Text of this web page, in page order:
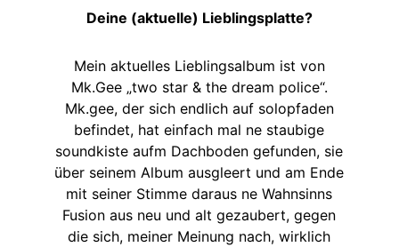
Deine (aktuelle) Lieblingsplatte?
Mein aktuelles Lieblingsalbum ist von
Mk.Gee „two star & the dream police“.
Mk.gee, der sich endlich auf solopfaden
befindet, hat einfach mal ne staubige
soundkiste aufm Dachboden gefunden, sie
über seinem Album ausgleert und am Ende
mit seiner Stimme daraus ne Wahnsinns
Fusion aus neu und alt gezaubert, gegen
die sich, meiner Meinung nach, wirklich